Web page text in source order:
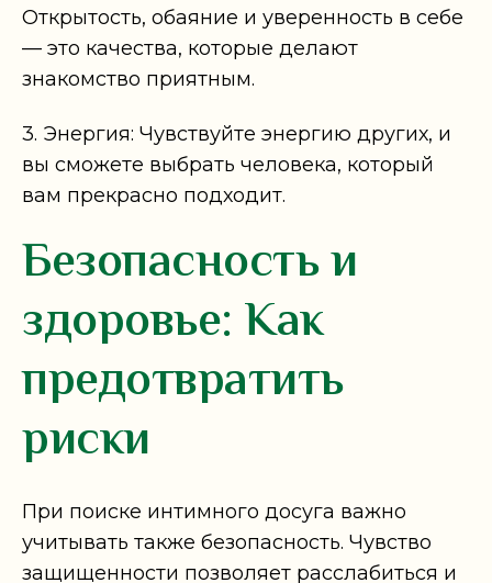
Открытость, обаяние и уверенность в себе
— это качества, которые делают
знакомство приятным.
3. Энергия: Чувствуйте энергию других, и
вы сможете выбрать человека, который
вам прекрасно подходит.
Безопасность и
здоровье: Как
предотвратить
риски
При поиске интимного досуга важно
учитывать также безопасность. Чувство
защищенности позволяет расслабиться и